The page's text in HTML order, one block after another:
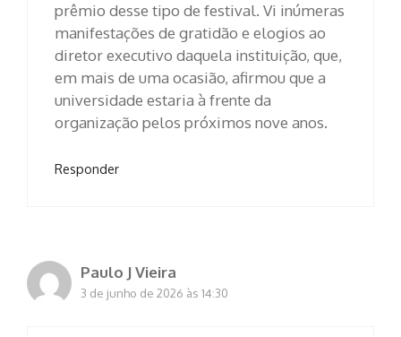
prêmio desse tipo de festival. Vi inúmeras
manifestações de gratidão e elogios ao
diretor executivo daquela instituição, que,
em mais de uma ocasião, afirmou que a
universidade estaria à frente da
organização pelos próximos nove anos.
Responder
Paulo J Vieira
3 de junho de 2026 às 14:30